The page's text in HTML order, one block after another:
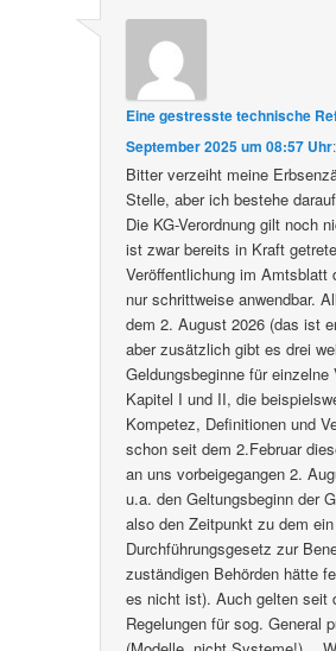
Eine gestresste technische
September 2025 um 08:57 Uhr:
Bitter verzeiht meine
Stelle, aber ich bestehe
Die KG-Verordnung gilt noch
ist zwar bereits in Kraft
Veröffentlichung im Amtsblatt
nur schrittweise anwendbar.
dem 2. August 2026 (das ist
aber zusätzlich gibt es drei
Geldungsbeginne für
Kapitel I und II, die
Kompetez, Definitionen und
schon seit dem 2.Februar
an uns vorbeigegangen 2.
u.a. den Geltungsbeginn der
also den Zeitpunkt zu dem
Durchführungsgesetz zur
zuständigen Behörden hätte
es nicht ist). Auch gelten seit
Regelungen für sog. General